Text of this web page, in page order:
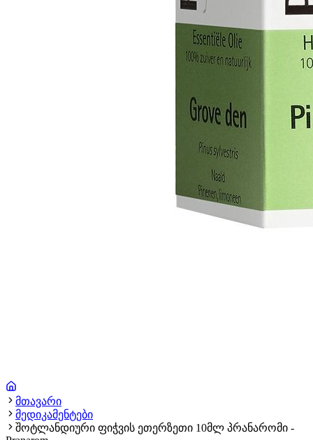
მთავარი
მედიკამენტები
შოტლანდიური ფიჭვის ეთერზეთი 10მლ პრანარომი -